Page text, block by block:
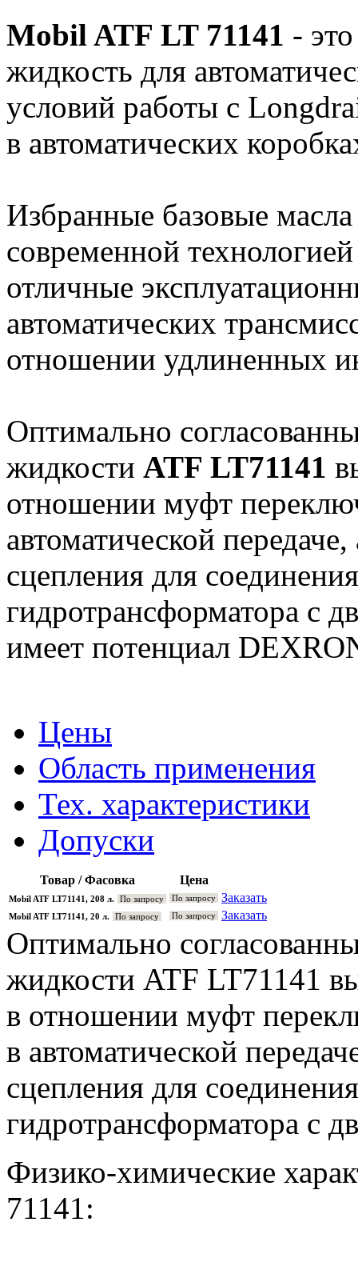
Mobil ATF LT 71141 -
жидкость для
условий работы с
в автоматических
Избранные базовые
современной
отличные
автоматических
отношении удлиненных
Оптимально
жидкости ATF LT71141
отношении муфт
автоматической
сцепления для
гидротрансформатора с
имеет потенциал
Цены
Область применения
Тех. характеристики
Допуски
Товар / Фасовка Цена
Mobil ATF LT71141, 208 л. По запросу По запросу Заказать
Mobil ATF LT71141, 20 л. По запросу По запросу Заказать
Оптимально
жидкости ATF LT71141
в отношении муфт
в автоматической
сцепления для
гидротрансформатора с
Физико-химические
71141: